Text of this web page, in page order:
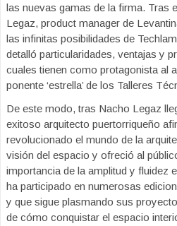
las nuevas gamas de la firma. Tras
Legaz, product manager de
las infinitas posibilidades de
detalló particularidades, ventajas y
cuales tienen como protagonista al
ponente ‘estrella’ de los Talleres
De este modo, tras Nacho Legaz
exitoso arquitecto puertorriqueño
revolucionado el mundo de la
visión del espacio y ofreció al
importancia de la amplitud y fluidez
ha participado en numerosas
y que sigue plasmando sus
de cómo conquistar el espacio